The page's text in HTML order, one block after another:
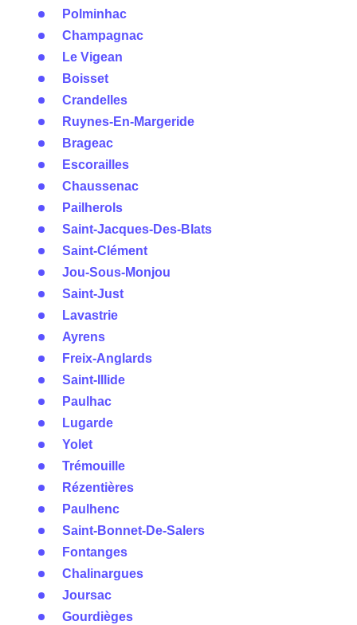
Polminhac
Champagnac
Le Vigean
Boisset
Crandelles
Ruynes-En-Margeride
Brageac
Escorailles
Chaussenac
Pailherols
Saint-Jacques-Des-Blats
Saint-Clément
Jou-Sous-Monjou
Saint-Just
Lavastrie
Ayrens
Freix-Anglards
Saint-Illide
Paulhac
Lugarde
Yolet
Trémouille
Rézentières
Paulhenc
Saint-Bonnet-De-Salers
Fontanges
Chalinargues
Joursac
Gourdièges